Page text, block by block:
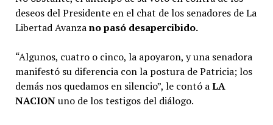
deseos del Presidente en el chat de los senadores de La
Libertad Avanzano pasó desapercibido.
“Algunos, cuatro o cinco, la apoyaron, y una senadora
manifestó su diferencia con la postura de Patricia; los
demás nos quedamos en silencio”, le contó aLA
NACIONuno de los testigos del diálogo.